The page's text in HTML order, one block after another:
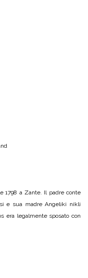
1798 a Zante. Il padre conte
e sua madre Angeliki nikli
era legalmente sposato con